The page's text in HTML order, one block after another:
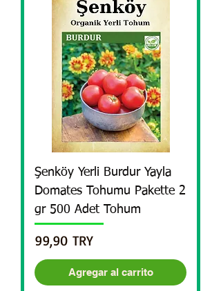
Şenköy Yerli Burdur Yayla
Domates Tohumu Pakette 2
gr 500 Adet Tohum
Precio
99,90 TRY
Agregar al carrito